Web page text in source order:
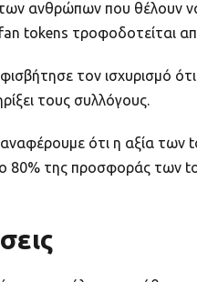
ανθρώπων που θέλουν
tokens τροφοδοτείται
τον ισχυρισμό ότι
τους συλλόγους.
ότι η αξία των
80% της προσφοράς των